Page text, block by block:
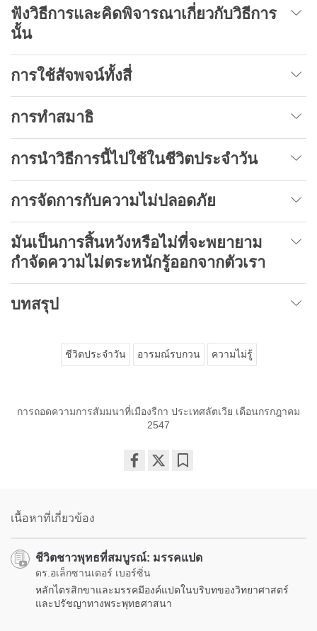
ฟังวิธีการและคิดพิจารณาเกี่ยวกับวิธีการ
นั้น
การใช้สัจพจน์ทั้งสี่
การทำสมาธิ
การนำวิธีการนี้ไปใช้ในชีวิตประจำวัน
การจัดการกับความไม่ปลอดภัย
มันเป็นการสิ้นหวังหรือไม่ที่จะพยายาม
กำจัดความไม่ตระหนักรู้ออกจากตัวเรา
บทสรุป
ชีวิตประจำวัน อารมณ์รบกวน ความไม่รู้
การถอดความการสัมมนาที่เมืองรีกา ประเทศลัตเวีย เดือนกรกฎาคม
2547
เนื้อหาที่เกี่ยวข้อง
ชีวิตชาวพุทธที่สมบูรณ์: มรรคแปด
ดร.อเล็กซานเดอร์ เบอร์ซิ่น
หลักไตรสิกขาและมรรคมีองค์แปดในบริบทของวิทยาศาสตร์
และปรัชญาทางพระพุทธศาสนา